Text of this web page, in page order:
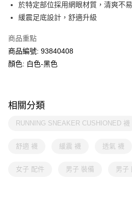
滿$599可享澳門免運費優惠
於特定部位採用網眼材質，清爽不
緩震足底設計，舒適升級
商品重點
商品編號: 93840408
顏色: 白色-黑色
相關分類
RUNNING SNEAKER CUSHIONED 襪
舒適 襪 緩震 襪 透氣 襪
女子 配件 男子 裝備 男子